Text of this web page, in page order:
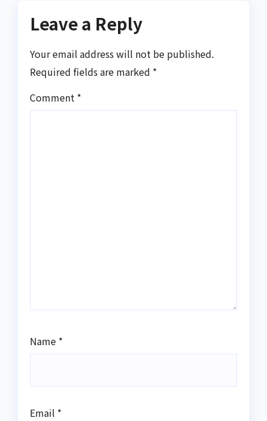
Leave a Reply
Your email address will not be published.
Required fields are marked *
Comment *
Name *
Email *